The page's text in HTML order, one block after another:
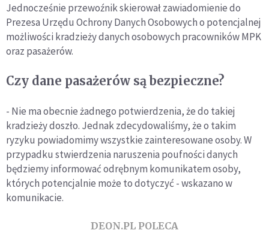
Jednocześnie przewoźnik skierował zawiadomienie do
Prezesa Urzędu Ochrony Danych Osobowych o potencjalnej
możliwości kradzieży danych osobowych pracowników MPK
oraz pasażerów.
Czy dane pasażerów są bezpieczne?
- Nie ma obecnie żadnego potwierdzenia, że do takiej
kradzieży doszło. Jednak zdecydowaliśmy, że o takim
ryzyku powiadomimy wszystkie zainteresowane osoby. W
przypadku stwierdzenia naruszenia poufności danych
będziemy informować odrębnym komunikatem osoby,
których potencjalnie może to dotyczyć - wskazano w
komunikacie.
DEON.PL POLECA